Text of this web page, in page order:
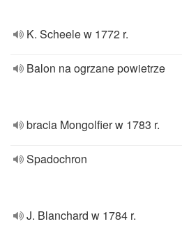
K. Scheele w 1772 r.
Balon na ogrzane powietrze
bracia Mongolfier w 1783 r.
Spadochron
J. Blanchard w 1784 r.